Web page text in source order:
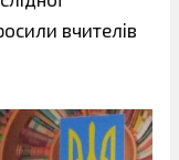
вчителів